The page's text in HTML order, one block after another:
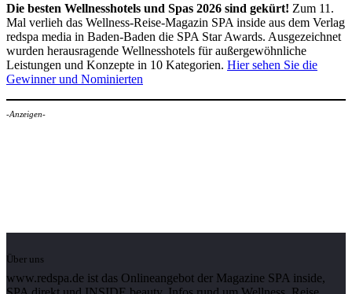
Die besten Wellnesshotels und Spas 2026 sind gekürt! Zum 11.
Mal verlieh das Wellness-Reise-Magazin SPA inside aus dem Verlag
redspa media in Baden-Baden die SPA Star Awards. Ausgezeichnet
wurden herausragende Wellnesshotels für außergewöhnliche
Leistungen und Konzepte in 10 Kategorien. Hier sehen Sie die
Gewinner und Nominierten
-Anzeigen-
Über uns
www.redspa.de ist das Onlineangebot der Magazine SPA inside,